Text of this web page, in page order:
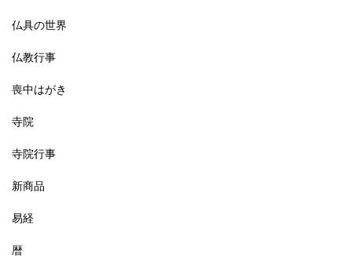
仏具の世界
仏教行事
喪中はがき
寺院
寺院行事
新商品
易経
暦